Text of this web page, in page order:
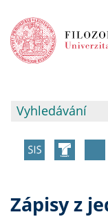
Zápisy z